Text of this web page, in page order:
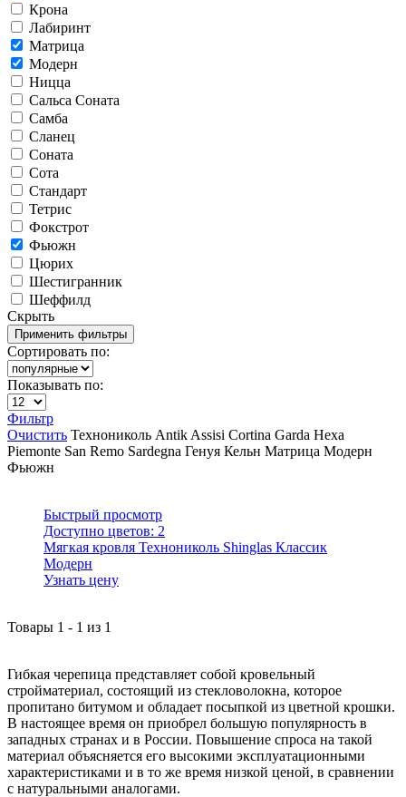
Крона
Лабиринт
Матрица
Модерн
Ницца
Сальса Соната
Самба
Сланец
Соната
Сота
Стандарт
Тетрис
Фокстрот
Фьюжн
Цюрих
Шестигранник
Шеффилд
Скрыть
Сортировать по:
Показывать по:
Фильтр
Очистить Технониколь Antik Assisi Cortina Garda Hexa
Piemonte San Remo Sardegna Генуя Кельн Матрица Модерн
Фьюжн
Быстрый просмотр
Доступно цветов: 2
Мягкая кровля Технониколь Shinglas Классик
Модерн
Узнать цену
Товары 1 - 1 из 1
Гибкая черепица представляет собой кровельный
стройматериал, состоящий из стекловолокна, которое
пропитано битумом и обладает посыпкой из цветной крошки.
В настоящее время он приобрел большую популярность в
западных странах и в России. Повышение спроса на такой
материал объясняется его высокими эксплуатационными
характеристиками и в то же время низкой ценой, в сравнении
с натуральными аналогами.